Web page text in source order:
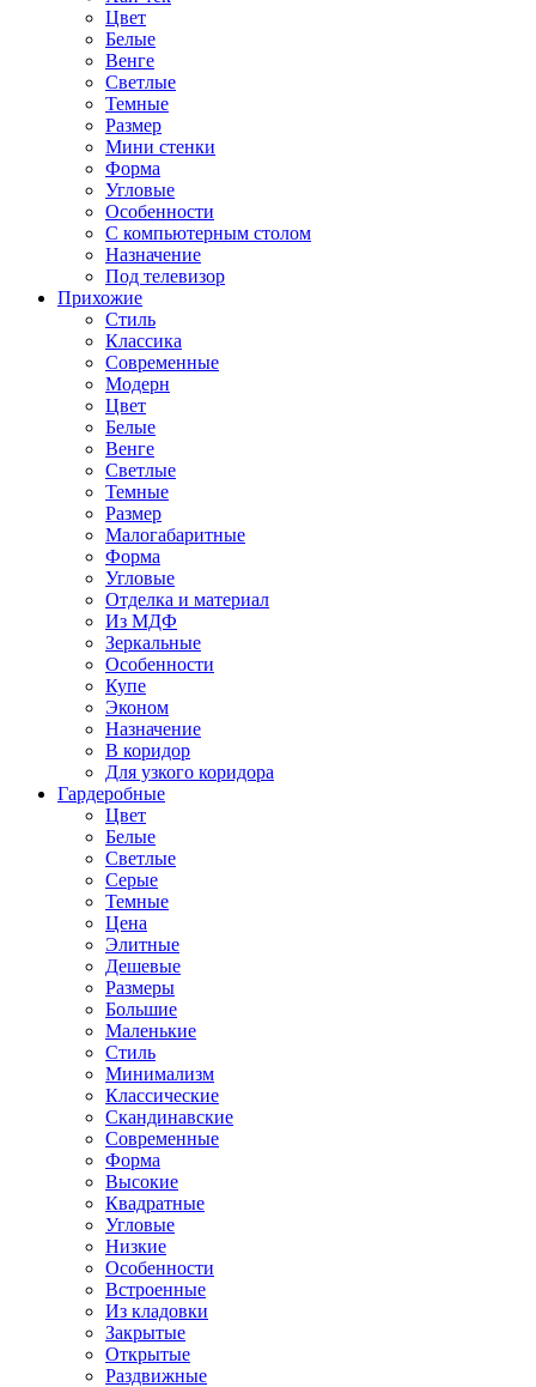
Цвет
Белые
Венге
Светлые
Темные
Размер
Мини стенки
Форма
Угловые
Особенности
С компьютерным столом
Назначение
Под телевизор
Прихожие
Стиль
Классика
Современные
Модерн
Цвет
Белые
Венге
Светлые
Темные
Размер
Малогабаритные
Форма
Угловые
Отделка и материал
Из МДФ
Зеркальные
Особенности
Купе
Эконом
Назначение
В коридор
Для узкого коридора
Гардеробные
Цвет
Белые
Светлые
Серые
Темные
Цена
Элитные
Дешевые
Размеры
Большие
Маленькие
Стиль
Минимализм
Классические
Скандинавские
Современные
Форма
Высокие
Квадратные
Угловые
Низкие
Особенности
Встроенные
Из кладовки
Закрытые
Открытые
Раздвижные